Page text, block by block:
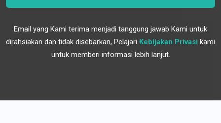
Email yang Kami terima menjadi tanggung jawab Kami untuk
dirahsiakan dan tidak disebarkan, Pelajari Kebijakan Privasi kami
untuk memberi informasi lebih lanjut.